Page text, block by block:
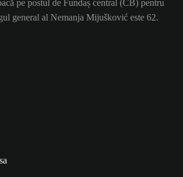
pe postul de Fundaș central (CB) pentru
general al Nemanja Mijušković este 62.